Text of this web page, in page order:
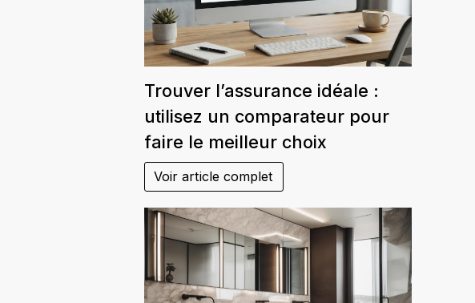
Trouver l’assurance idéale :
utilisez un comparateur pour
faire le meilleur choix
Voir article complet